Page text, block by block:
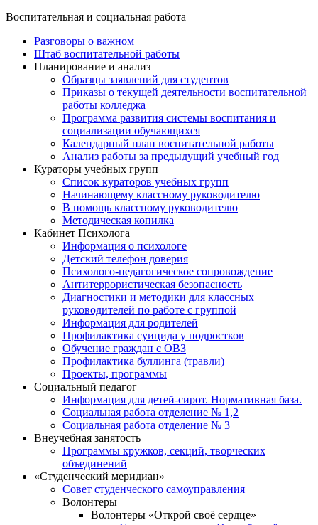
Воспитательная и социальная работа
Разговоры о важном
Штаб воспитательной работы
Планирование и анализ
Образцы заявлений для студентов
Приказы о текущей деятельности воспитательной
работы колледжа
Программа развития системы воспитания и
социализации обучающихся
Календарный план воспитательной работы
Анализ работы за предыдущий учебный год
Кураторы учебных групп
Список кураторов учебных групп
Начинающему классному руководителю
В помощь классному руководителю
Методическая копилка
Кабинет Психолога
Информация о психологе
Детский телефон доверия
Психолого-педагогическое сопровождение
Антитеррористическая безопасность
Диагностики и методики для классных
руководителей по работе с группой
Информация для родителей
Профилактика суицида у подростков
Обучение граждан с ОВЗ
Профилактика буллинга (травли)
Проекты, программы
Социальный педагог
Информация для детей-сирот. Нормативная база.
Социальная работа отделение № 1,2
Социальная работа отделение № 3
Внеучебная занятость
Программы кружков, секций, творческих
объединений
«Студенческий меридиан»
Совет студенческого самоуправления
Волонтеры
Волонтеры «Открой своё сердце»